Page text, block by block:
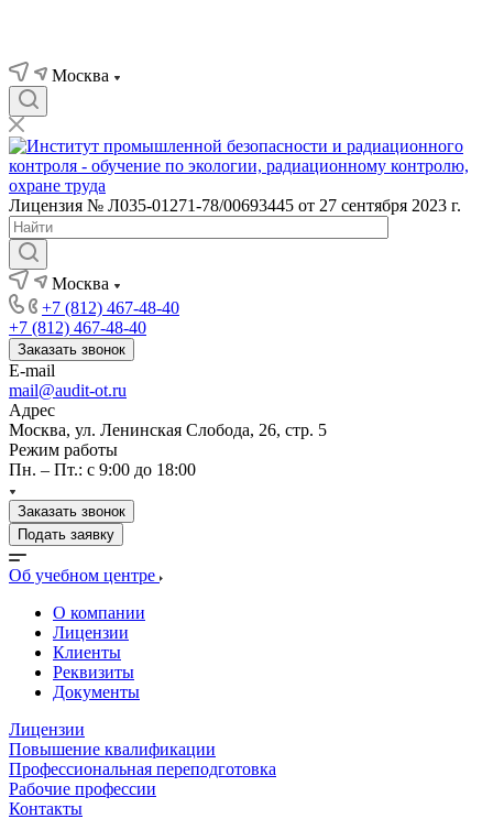
Москва
Лицензия № Л035-01271-78/00693445 от 27 сентября 2023 г.
Москва
+7 (812) 467-48-40
+7 (812) 467-48-40
Заказать звонок
E-mail
mail@audit-ot.ru
Адрес
Москва, ул. Ленинская Слобода, 26, стр. 5
Режим работы
Пн. – Пт.: с 9:00 до 18:00
Заказать звонок
Подать заявку
Об учебном центре
О компании
Лицензии
Клиенты
Реквизиты
Документы
Лицензии
Повышение квалификации
Профессиональная переподготовка
Рабочие профессии
Контакты